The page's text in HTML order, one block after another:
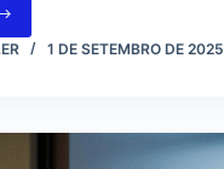
1 DE SETEMBRO DE 2025